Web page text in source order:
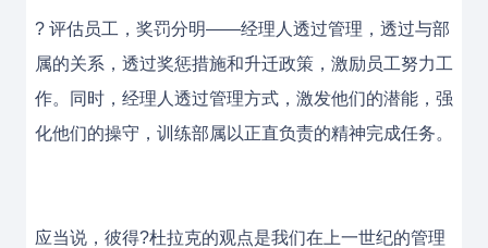
? 评估员工，奖罚分明——经理人透过管理，透过与部
属的关系，透过奖惩措施和升迁政策，激励员工努力工
作。同时，经理人透过管理方式，激发他们的潜能，强
化他们的操守，训练部属以正直负责的精神完成任务。
应当说，彼得?杜拉克的观点是我们在上一世纪的管理